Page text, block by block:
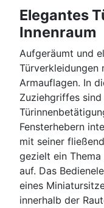
Elegantes
Innenraum
Aufgeräumt und
Türverkleidungen
Armauflagen. In
Zuziehgriffes
Fensterhebern
mit seiner
gezielt ein
auf. Das
eines
innerhalb der